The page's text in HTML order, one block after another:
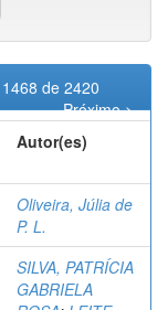
de 2420
Próximo >
Autor(es)
Oliveira, Júlia de
P. L.
SILVA, PATRÍCIA
GABRIELA